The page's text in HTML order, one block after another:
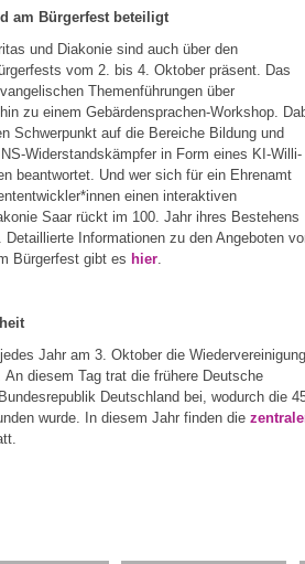
am Bürgerfest beteiligt
und Diakonie sind auch über den
vom 2. bis 4. Oktober präsent. Das
Themenführungen über
zu einem Gebärdensprachen-Workshop.
Schwerpunkt auf die Bereiche Bildung und
Widerstandskämpfer in Form eines KI-Willi-
beantwortet. Und wer sich für ein Ehrenamt
einen interaktiven
Saar rückt im 100. Jahr ihres Bestehens
Informationen zu den Angeboten
Bürgerfest gibt es hier.
Jahr am 3. Oktober die Wiedervereinigung
diesem Tag trat die frühere Deutsche
Deutschland bei, wodurch die
wurde. In diesem Jahr finden die